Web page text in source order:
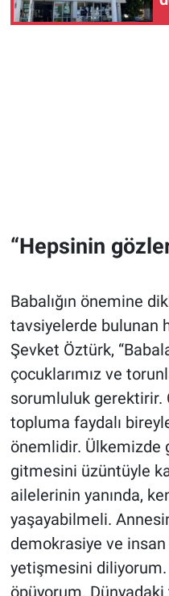
“Hepsinin
Babalığın önemine
tavsiyelerde bulunan
Şevket Öztürk,
çocuklarımız ve
sorumluluk gerektirir.
topluma faydalı
önemlidir. Ülkemizde
gitmesini üzüntüyle
ailelerinin yanında,
yaşayabilmeli.
demokrasiye ve insan
yetişmesini
öpüyorum.